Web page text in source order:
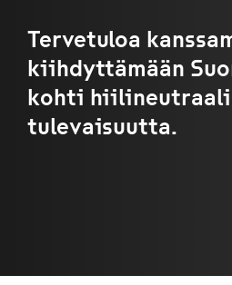
Tervetuloa
kiihdyttämään
kohti
tulevaisuutta.